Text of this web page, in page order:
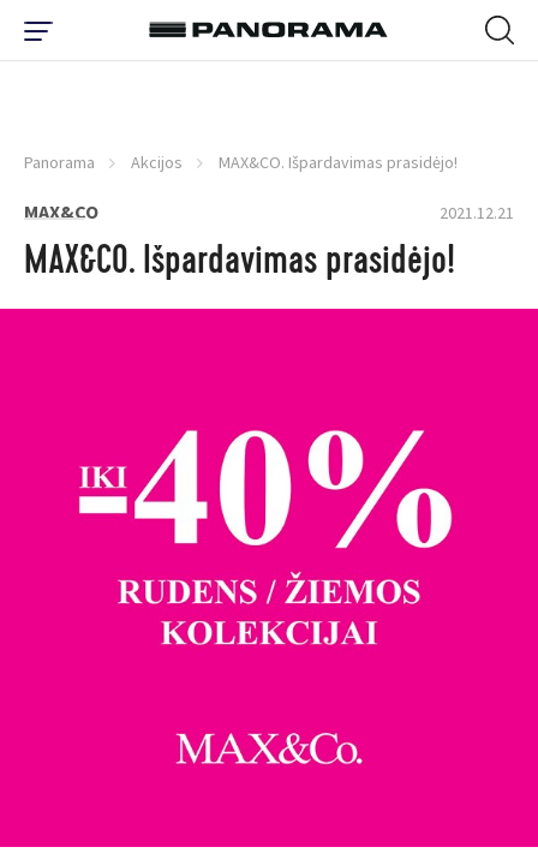
Panorama Akcijos MAX&CO. Išpardavimas prasidėjo!
MAX&CO 2021.12.21
MAX&CO. Išpardavimas prasidėjo!